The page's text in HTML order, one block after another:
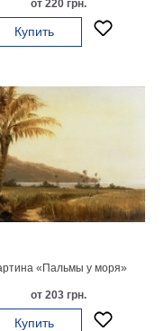
от 220 грн.
Купить
«Пальмы у моря»
от 203 грн.
Купить